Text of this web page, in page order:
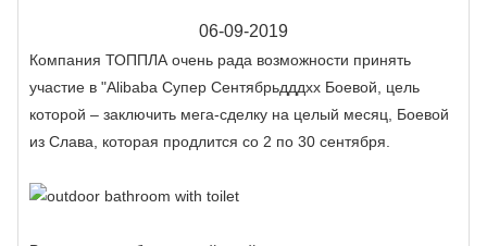
06-09-2019
Компания ТОППЛА очень рада возможности принять
участие в "Alibaba Супер Сентябрьдддхх Боевой, цель
которой – заключить мега-сделку на целый месяц, Боевой
из Слава, которая продлится со 2 по 30 сентября.